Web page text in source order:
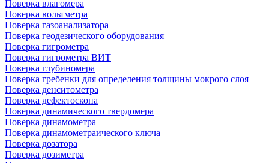
Поверка влагомера
Поверка вольтметра
Поверка газоанализатора
Поверка геодезического оборудования
Поверка гигрометра
Поверка гигрометра ВИТ
Поверка глубиномера
Поверка гребенки для определения толщины мокрого слоя
Поверка денситометра
Поверка дефектоскопа
Поверка динамического твердомера
Поверка динамометра
Поверка динамометраического ключа
Поверка дозатора
Поверка дозиметра